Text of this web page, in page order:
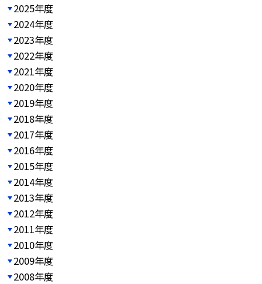
2025年度
2024年度
2023年度
2022年度
2021年度
2020年度
2019年度
2018年度
2017年度
2016年度
2015年度
2014年度
2013年度
2012年度
2011年度
2010年度
2009年度
2008年度